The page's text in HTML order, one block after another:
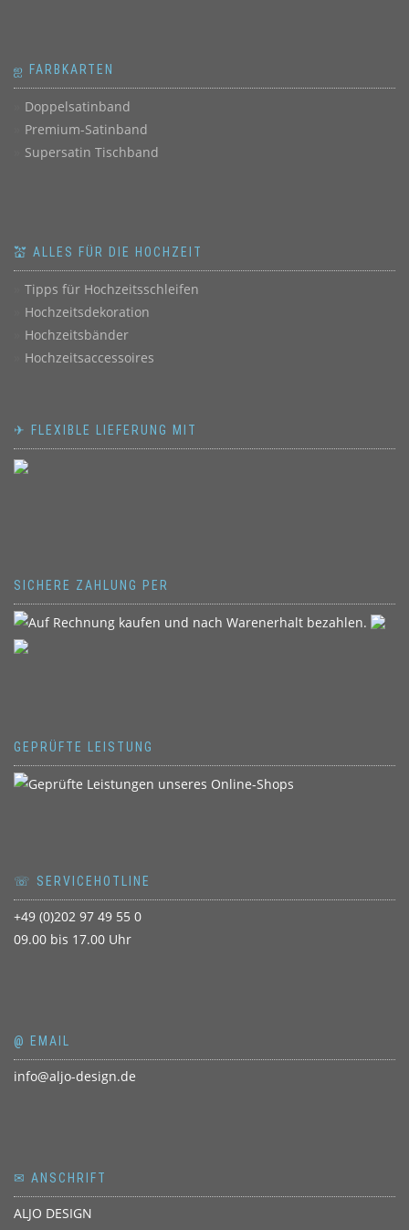
ஐ FARBKARTEN
Doppelsatinband
Premium-Satinband
Supersatin Tischband
💒 ALLES FÜR DIE HOCHZEIT
Tipps für Hochzeitsschleifen
Hochzeitsdekoration
Hochzeitsbänder
Hochzeitsaccessoires
✈ FLEXIBLE LIEFERUNG MIT
SICHERE ZAHLUNG PER
GEPRÜFTE LEISTUNG
☏ SERVICEHOTLINE
+49 (0)202 97 49 55 0
09.00 bis 17.00 Uhr
@ EMAIL
info@aljo-design.de
✉ ANSCHRIFT
ALJO DESIGN